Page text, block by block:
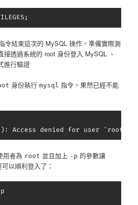
令結束這次的 MySQL 操作，準備實際測
接透過系統的 root 身份登入 MySQL 、
進行驗證
身份執行mysql 指令，果然已經不能
Access denied for user
用者為 root 並且加上 -p 的參數讓
以順利登入了：